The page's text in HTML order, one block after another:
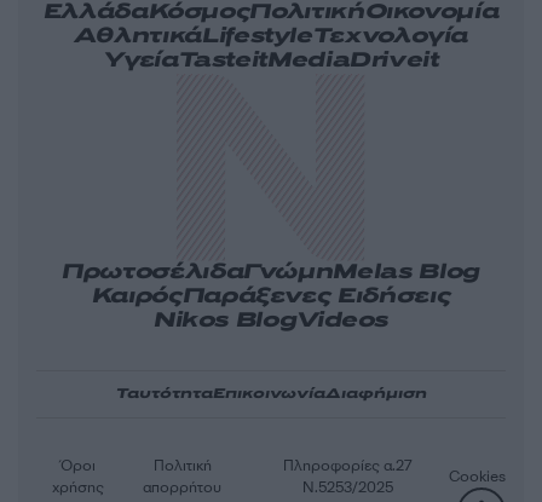
ΕλλάδαΚόσμοςΠολιτικήΟικονομία
ΑθλητικάLifestyleΤεχνολογία
ΥγείαTasteitMediaDriveit
ΠρωτοσέλιδαΓνώμηMelas Blog
ΚαιρόςΠαράξενες Ειδήσεις
Nikos BlogVideos
ΤαυτότηταΕπικοινωνίαΔιαφήμιση
Όροι
χρήσης
Πολιτική
απορρήτου
Πληροφορίες α.27
Ν.5253/2025
Cookies